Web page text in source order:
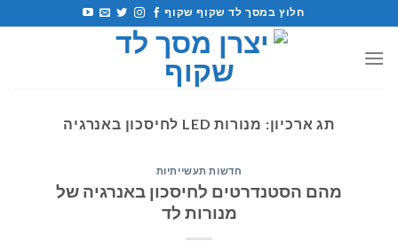
לתוכן
חלוץ במסך לד שקוף שקוף
תג ארכיון: מנורות LED לחיסכון באנרגיה
חדשות תעשייתיות
מהם הסטנדרטים לחיסכון באנרגיה של
מנורות לד